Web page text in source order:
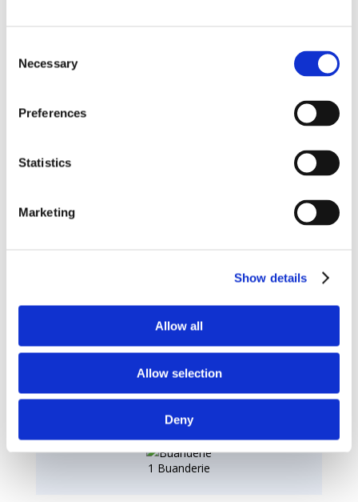
Selection
Necessary
Preferences
Statistics
Marketing
Show details
Allow all
Allow selection
Deny
1 Pièce
6 Chambres
5 Salles de Bain
1 Buanderie